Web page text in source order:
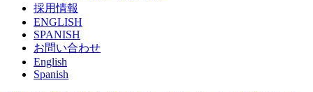
採用情報
ENGLISH
SPANISH
お問い合わせ
English
Spanish